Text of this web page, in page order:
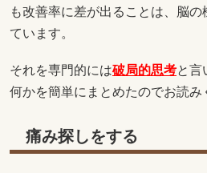
も改善率に差が出ることは、脳
ています。
それを専門的には破局的思考と言
何かを簡単にまとめたのでお読み
痛み探しをする